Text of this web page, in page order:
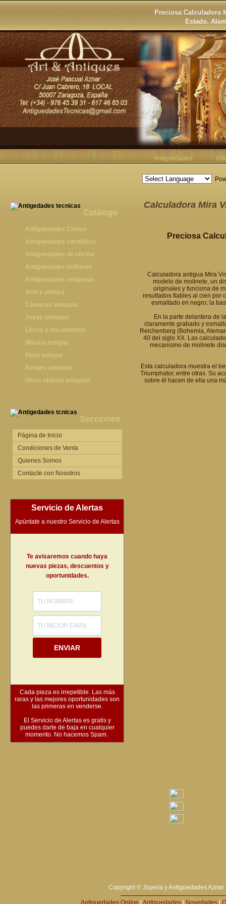
Preciosa Calculadora
Estado.
Antigüedades
Catálogo
Antigüedades Chinas
Antigüedades Chinas
Antigüedades científicas
Antigüedades científicas
Antigüedades de oficina
Máquinas de escribir antiguas
Calculadoras antiguas
Teléfonos y Telégrafos antiguos
Antigüedades militares
Espadas antiguas
Medallas y condecoraciones
Cascos militares
Otros artículos militares
Antigüedades religiosas
Antigüedades religiosas
Arte y pintura
Pintura antigua
Pintura contemporánea
Grabados antiguos y mapas
Cámaras antiguas
Cámaras antiguas
Joyas antiguas
Joyas antiguas
Libros y documentos
Libros antiguos
Fotografia antigua
Publicaciones antiguas
Música antigua
Gramófonos antiguos
Cajas de música antiguas
Radios antiguas
Plata antigua
Plata antigua
Relojes antiguos
Relojes sobremesa antiguos
Relojes de bolsillo antiguos
Relojes de pulsera antiguos
Otros objetos antiguos
Secciones
Página de Inicio
Condiciones de Venta
Quienes Somos
Contacte con Nosotros
Servicio de Alertas
Apúntate a nuestro Servicio de Alertas
Te avisaremos cuando haya
nuevas piezas, descuentos y
oportunidades.
ENVIAR
Cada pieza es irrepetible. Las más
raras y las mejores oportunidades son
las primeras en venderse.
El Servicio de Alertas es gratis y
puedes darte de baja en cualquier
momento. No hacemos Spam.
Calculadora Mira
Preciosa
Calculadora antigua Mira
modelo de molinete, un
originales y funciona de
resultados fiables al cien por
esmaltado en negro; la
En la parte delantera de
claramente grabado y
Reichenberg (Bohemia,
40 del siglo XX. Las
mecanismo de molinete
Esta calculadora muestra el
Triumphator, entre otras. Su
sobre él hacen de ella una
Copyright © Joyería y Antigüedades
Antiguedades Online Antiguedades Novedades